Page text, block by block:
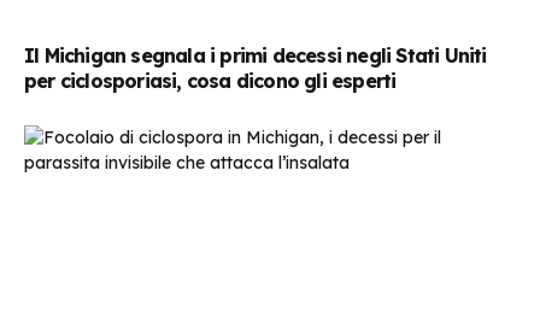
Il Michigan segnala i primi decessi negli Stati Uniti
per ciclosporiasi, cosa dicono gli esperti